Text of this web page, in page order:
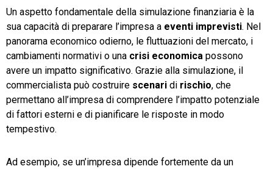
Un aspetto fondamentale della simulazione finanziaria è la
sua capacità di preparare l’impresa a eventi imprevisti. Nel
panorama economico odierno, le fluttuazioni del mercato, i
cambiamenti normativi o una crisi economica possono
avere un impatto significativo. Grazie alla simulazione, il
commercialista può costruire scenari di rischio, che
permettano all’impresa di comprendere l’impatto potenziale
di fattori esterni e di pianificare le risposte in modo
tempestivo.
Ad esempio, se un’impresa dipende fortemente da un